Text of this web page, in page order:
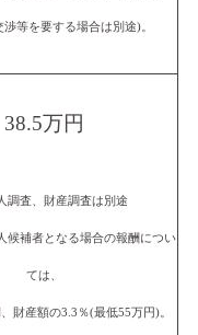
等を要する場合は別途)。
38.5万円
調査、財産調査は別途
候補者となる場合の報酬につい
ては、
財産額の3.3％(最低55万円)。